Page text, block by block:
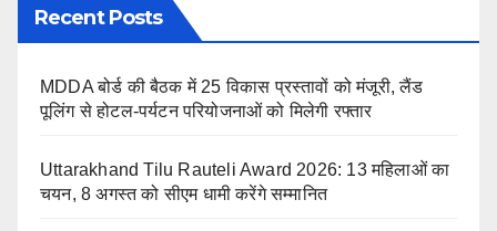
Recent Posts
MDDA बोर्ड की बैठक में 25 विकास प्रस्तावों को मंजूरी, लैंड
पूलिंग से होटल-पर्यटन परियोजनाओं को मिलेगी रफ्तार
Uttarakhand Tilu Rauteli Award 2026: 13 महिलाओं का
चयन, 8 अगस्त को सीएम धामी करेंगे सम्मानित